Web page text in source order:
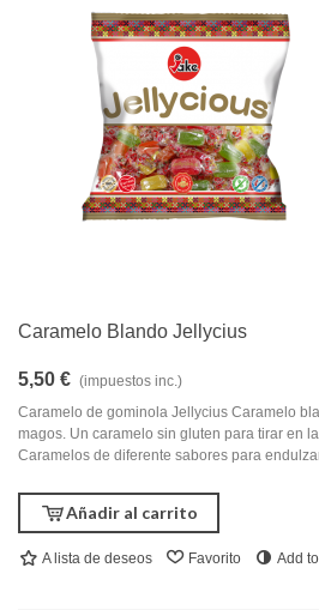
Caramelo Blando Jellycius
5,50 € (impuestos inc.)
Caramelo de gominola Jellycius Caramelo
magos. Un caramelo sin gluten para tirar en
Caramelos de diferente sabores para
Añadir al carrito
A lista de deseos Favorito Add